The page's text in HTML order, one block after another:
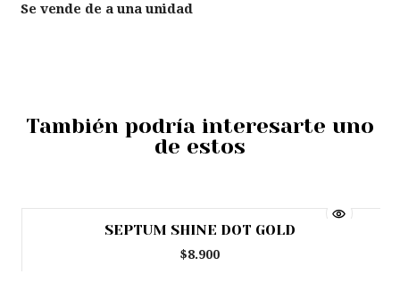
Se vende de a una unidad
También podría interesarte uno
de estos
SEPTUM SHINE DOT GOLD
$8.900